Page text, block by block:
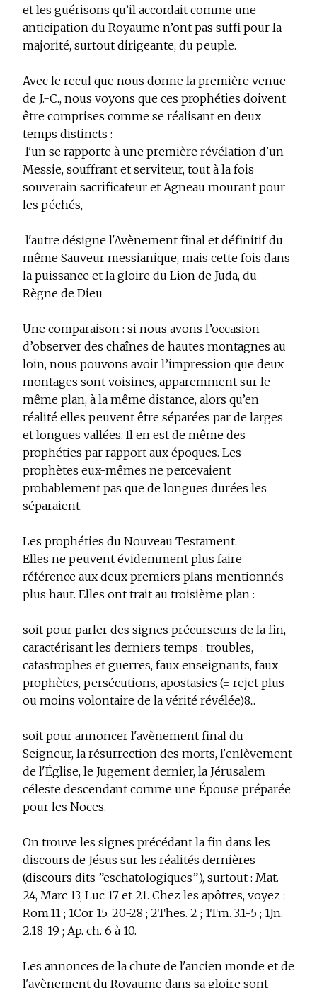
et les guérisons qu’il accordait comme une
anticipation du Royaume n’ont pas suffi pour la
majorité, surtout dirigeante, du peuple.
Avec le recul que nous donne la première venue
de J.-C., nous voyons que ces prophéties doivent
être comprises comme se réalisant en deux
temps distincts :
­ l'un se rapporte à une première révélation d'un
Messie, souffrant et serviteur, tout à la fois
souverain sacrificateur et Agneau mourant pour
les péchés,
­ l'autre désigne l'Avènement final et définitif du
même Sauveur messianique, mais cette fois dans
la puissance et la gloire du Lion de Juda, du
Règne de Dieu
Une comparaison : si nous avons l’occasion
d’observer des chaînes de hautes montagnes au
loin, nous pouvons avoir l’impression que deux
montages sont voisines, apparemment sur le
même plan, à la même distance, alors qu’en
réalité elles peuvent être séparées par de larges
et longues vallées. Il en est de même des
prophéties par rapport aux époques. Les
prophètes eux-mêmes ne percevaient
probablement pas que de longues durées les
séparaient.
Les prophéties du Nouveau Testament.
Elles ne peuvent évidemment plus faire
référence aux deux premiers plans mentionnés
plus haut. Elles ont trait au troisième plan :
soit pour parler des signes précurseurs de la fin,
caractérisant les derniers temps : troubles,
catastrophes et guerres, faux enseignants, faux
prophètes, persécutions, apostasies (= rejet plus
ou moins volontaire de la vérité révélée)8...
soit pour annoncer l'avènement final du
Seigneur, la résurrection des morts, l'enlèvement
de l'Église, le Jugement dernier, la Jérusalem
céleste descendant comme une Épouse préparée
pour les Noces.
On trouve les signes précédant la fin dans les
discours de Jésus sur les réalités dernières
(discours dits ”eschatologiques”), surtout : Mat.
24, Marc 13, Luc 17 et 21. Chez les apôtres, voyez :
Rom.11 ; 1Cor 15. 20-28 ; 2Thes. 2 ; 1Tm. 3.1-5 ; 1Jn.
2.18-19 ; Ap. ch. 6 à 10.
Les annonces de la chute de l'ancien monde et de
l'avènement du Royaume dans sa gloire sont